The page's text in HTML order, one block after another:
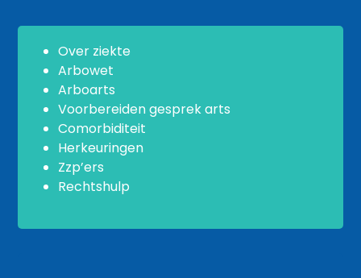
Over ziekte
Arbowet
Arboarts
Voorbereiden gesprek arts
Comorbiditeit
Herkeuringen
Zzp’ers
Rechtshulp